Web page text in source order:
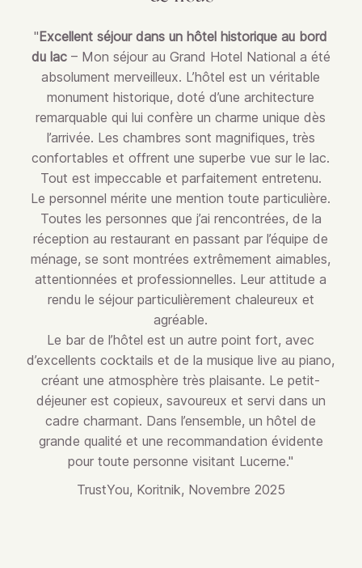
"Excellent séjour dans un hôtel historique au bord
du lac– Mon séjour au Grand Hotel National a été
absolument merveilleux. L’hôtel est un véritable
monument historique, doté d’une architecture
remarquable qui lui confère un charme unique dès
l’arrivée. Les chambres sont magnifiques, très
confortables et offrent une superbe vue sur le lac.
Tout est impeccable et parfaitement entretenu.
Le personnel mérite une mention toute particulière.
Toutes les personnes que j’ai rencontrées, de la
réception au restaurant en passant par l’équipe de
ménage, se sont montrées extrêmement aimables,
attentionnées et professionnelles. Leur attitude a
rendu le séjour particulièrement chaleureux et
agréable.
Le bar de l’hôtel est un autre point fort, avec
d’excellents cocktails et de la musique live au piano,
créant une atmosphère très plaisante. Le petit-
déjeuner est copieux, savoureux et servi dans un
cadre charmant. Dans l’ensemble, un hôtel de
grande qualité et une recommandation évidente
pour toute personne visitant Lucerne."
TrustYou, Koritnik, Novembre 2025